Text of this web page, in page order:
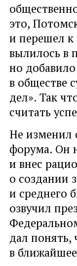
это,
и перешел к
вылилось в
но
в обществе
дел». Так
считать
Не изменил
форума. Он
и внес
о создании
и среднего
озвучил
дал понять,
в